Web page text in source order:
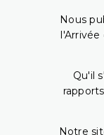
Nous
Qu'il
Notre